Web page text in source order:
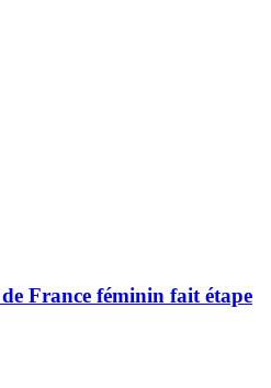
France féminin fait étape